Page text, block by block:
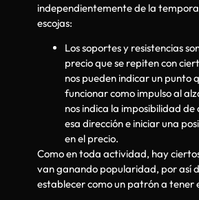
independientemente de la
escojas:
Los soportes y resistencias
precio que se repiten con
nos pueden indicar un punto
funcionar como impulso al
nos indica la imposibilidad
esa dirección e iniciar una
en el precio.
Como en toda actividad, hay
van ganando popularidad, por así
establecer como un patrón a tener